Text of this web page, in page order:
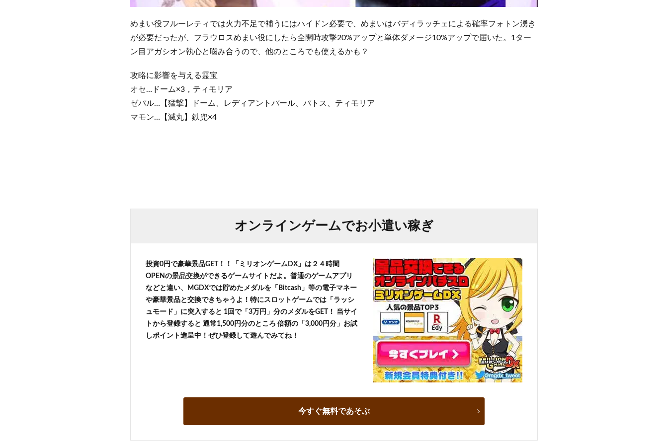
めまい役フルーレティでは火力不足で補うにはハイドン必要で、めまいはバディラッチェによる確率フォトン湧き
が必要だったが、フラウロスめまい役にしたら全開時攻撃20%アップと単体ダメージ10%アップで届いた。1ター
ン目アガシオン執心と噛み合うので、他のところでも使えるかも？
攻略に影響を与える霊宝
オセ…ドーム×3，ティモリア
ゼパル…【猛撃】ドーム、レディアントパール、パトス、ティモリア
マモン…【滅丸】鉄兜×4
オンラインゲームでお小遣い稼ぎ
投資0円で豪華景品GET！！「ミリオンゲームDX」は２４時間
OPENの景品交換ができるゲームサイトだよ。普通のゲームアプリ
などと違い、MGDXでは貯めたメダルを「Bitcash」等の電子マネー
や豪華景品と交換できちゃうよ！特にスロットゲームでは「ラッシ
ュモード」に突入すると 1回で「3万円」分のメダルをGET！ 当サイ
トから登録すると 通常1,500円分のところ 倍額の「3,000円分」お試
しポイント進呈中！ぜひ登録して遊んでみてね！
今すぐ無料であそぶ